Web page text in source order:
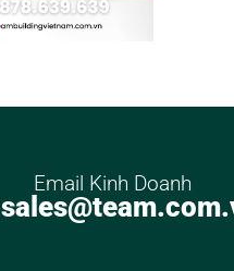
Email Kinh Doanh